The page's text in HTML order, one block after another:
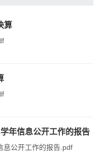
算
年信息公开工作的报告
息公开工作的报告.pdf​